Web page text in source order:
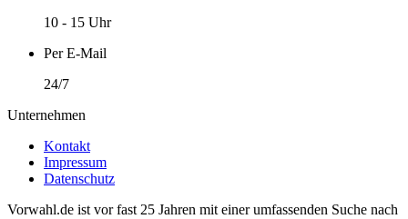
10 - 15 Uhr
Per E-Mail
24/7
Unternehmen
Kontakt
Impressum
Datenschutz
Vorwahl.de ist vor fast 25 Jahren mit einer umfassenden Suche nach